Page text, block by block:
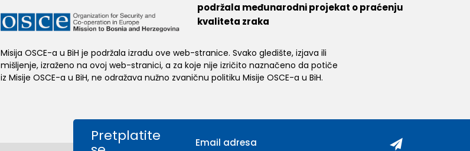
Misija OSCE-a u BiH je podržala izradu ove web-stranice. Svako gledište, izjava ili
mišljenje, izraženo na ovoj web-stranici, a za koje nije izričito naznačeno da potiče
iz Misije OSCE-a u BiH, ne odražava nužno zvaničnu politiku Misije OSCE-a u BiH.
podržala međunarodni projekat o praćenju
kvaliteta zraka
Pretplatite